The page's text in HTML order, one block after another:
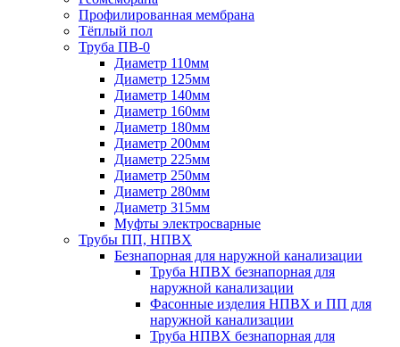
Профилированная мембрана
Тёплый пол
Труба ПВ-0
Диаметр 110мм
Диаметр 125мм
Диаметр 140мм
Диаметр 160мм
Диаметр 180мм
Диаметр 200мм
Диаметр 225мм
Диаметр 250мм
Диаметр 280мм
Диаметр 315мм
Муфты электросварные
Трубы ПП, НПВХ
Безнапорная для наружной канализации
Труба НПВХ безнапорная для
наружной канализации
Фасонные изделия НПВХ и ПП для
наружной канализации
Труба НПВХ безнапорная для